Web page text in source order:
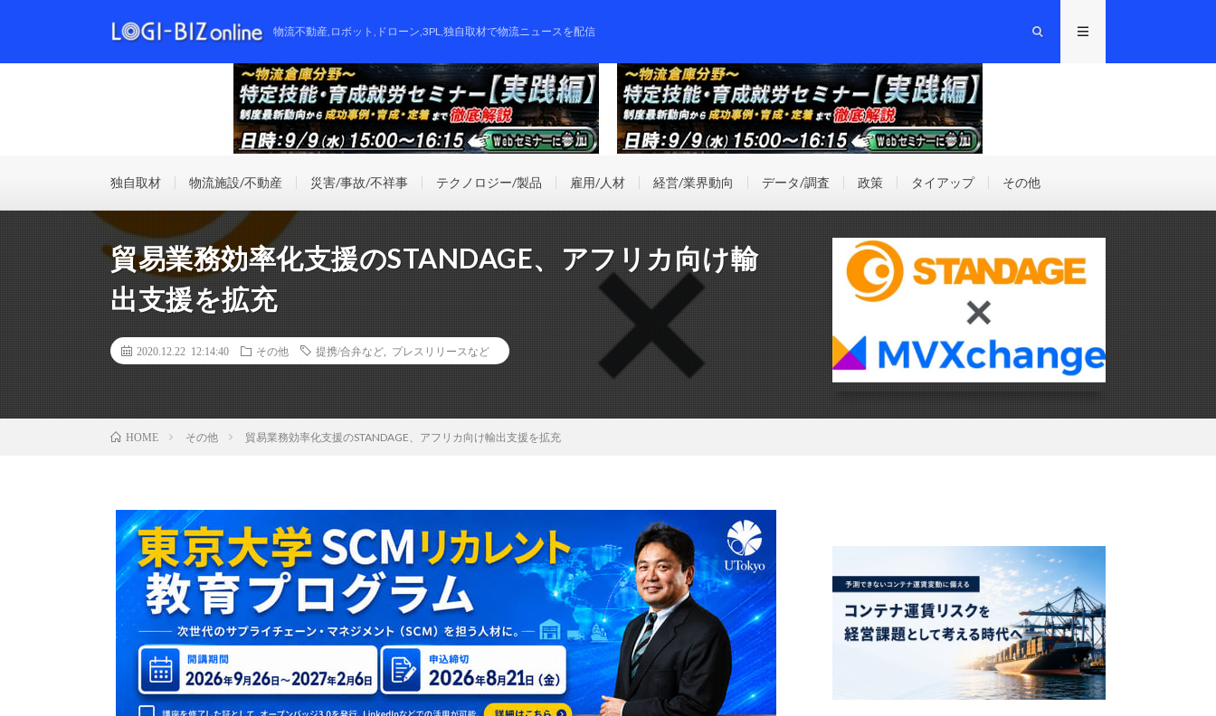
物流不動産,ロボット,ドローン,3PL,独自取材で物流ニュースを配信
独自取材 物流施設/不動産 災害/事故/不祥事 テクノロジー/製品 雇用/人材 経営/業界動向 データ/調査 政策 タイアップ その他
貿易業務効率化支援のSTANDAGE、アフリカ向け輸
出支援を拡充
2020.12.22 12:14:40 その他 提携/合弁など プレスリリースなど
HOME その他 貿易業務効率化支援のSTANDAGE、アフリカ向け輸出支援を拡充